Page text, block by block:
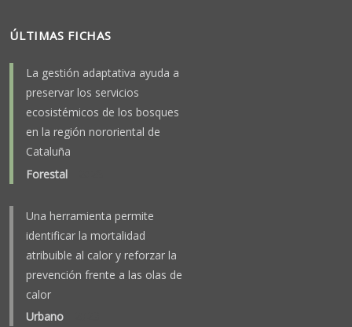
ÚLTIMAS FICHAS
La gestión adaptativa ayuda a
preservar los servicios
ecosistémicos de los bosques
en la región nororiental de
Cataluña
Forestal
Una herramienta permite
identificar la mortalidad
atribuible al calor y reforzar la
prevención frente a las olas de
calor
Urbano